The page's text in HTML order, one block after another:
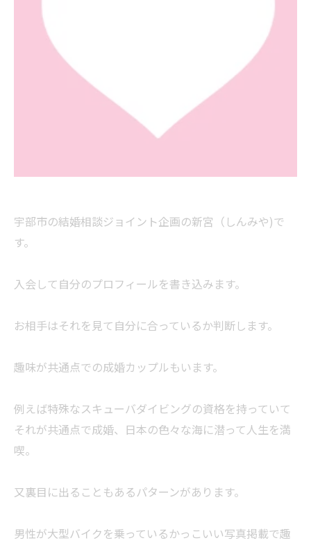
宇部市の結婚相談ジョイント企画の新宮（しんみや)で
す。
入会して自分のプロフィールを書き込みます。
お相手はそれを見て自分に合っているか判断します。
趣味が共通点での成婚カップルもいます。
例えば特殊なスキューバダイビングの資格を持っていて
それが共通点で成婚、日本の色々な海に潜って人生を満
喫。
又裏目に出ることもあるパターンがあります。
男性が大型バイクを乗っているかっこいい写真掲載で趣